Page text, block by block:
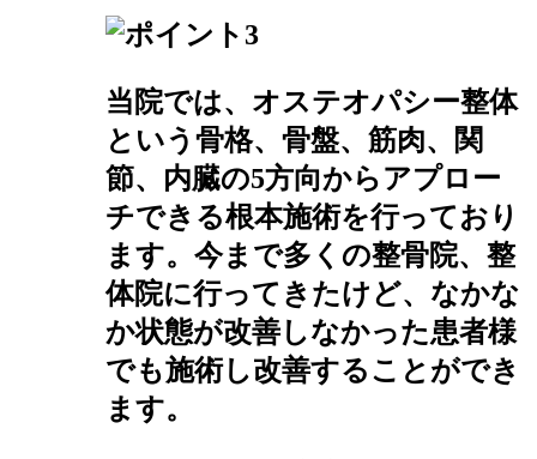
当院では、オステオパシー整体
という骨格、骨盤、筋肉、関
節、内臓の5方向からアプロー
チできる根本施術を行っており
ます。今まで多くの整骨院、整
体院に行ってきたけど、なかな
か状態が改善しなかった患者様
でも施術し改善することができ
ます。